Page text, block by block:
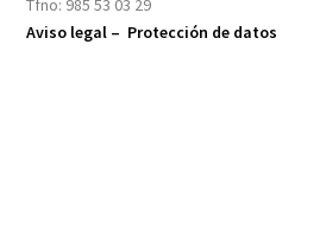
Tfno: 985 53 03 29
Aviso legal – Protección de datos